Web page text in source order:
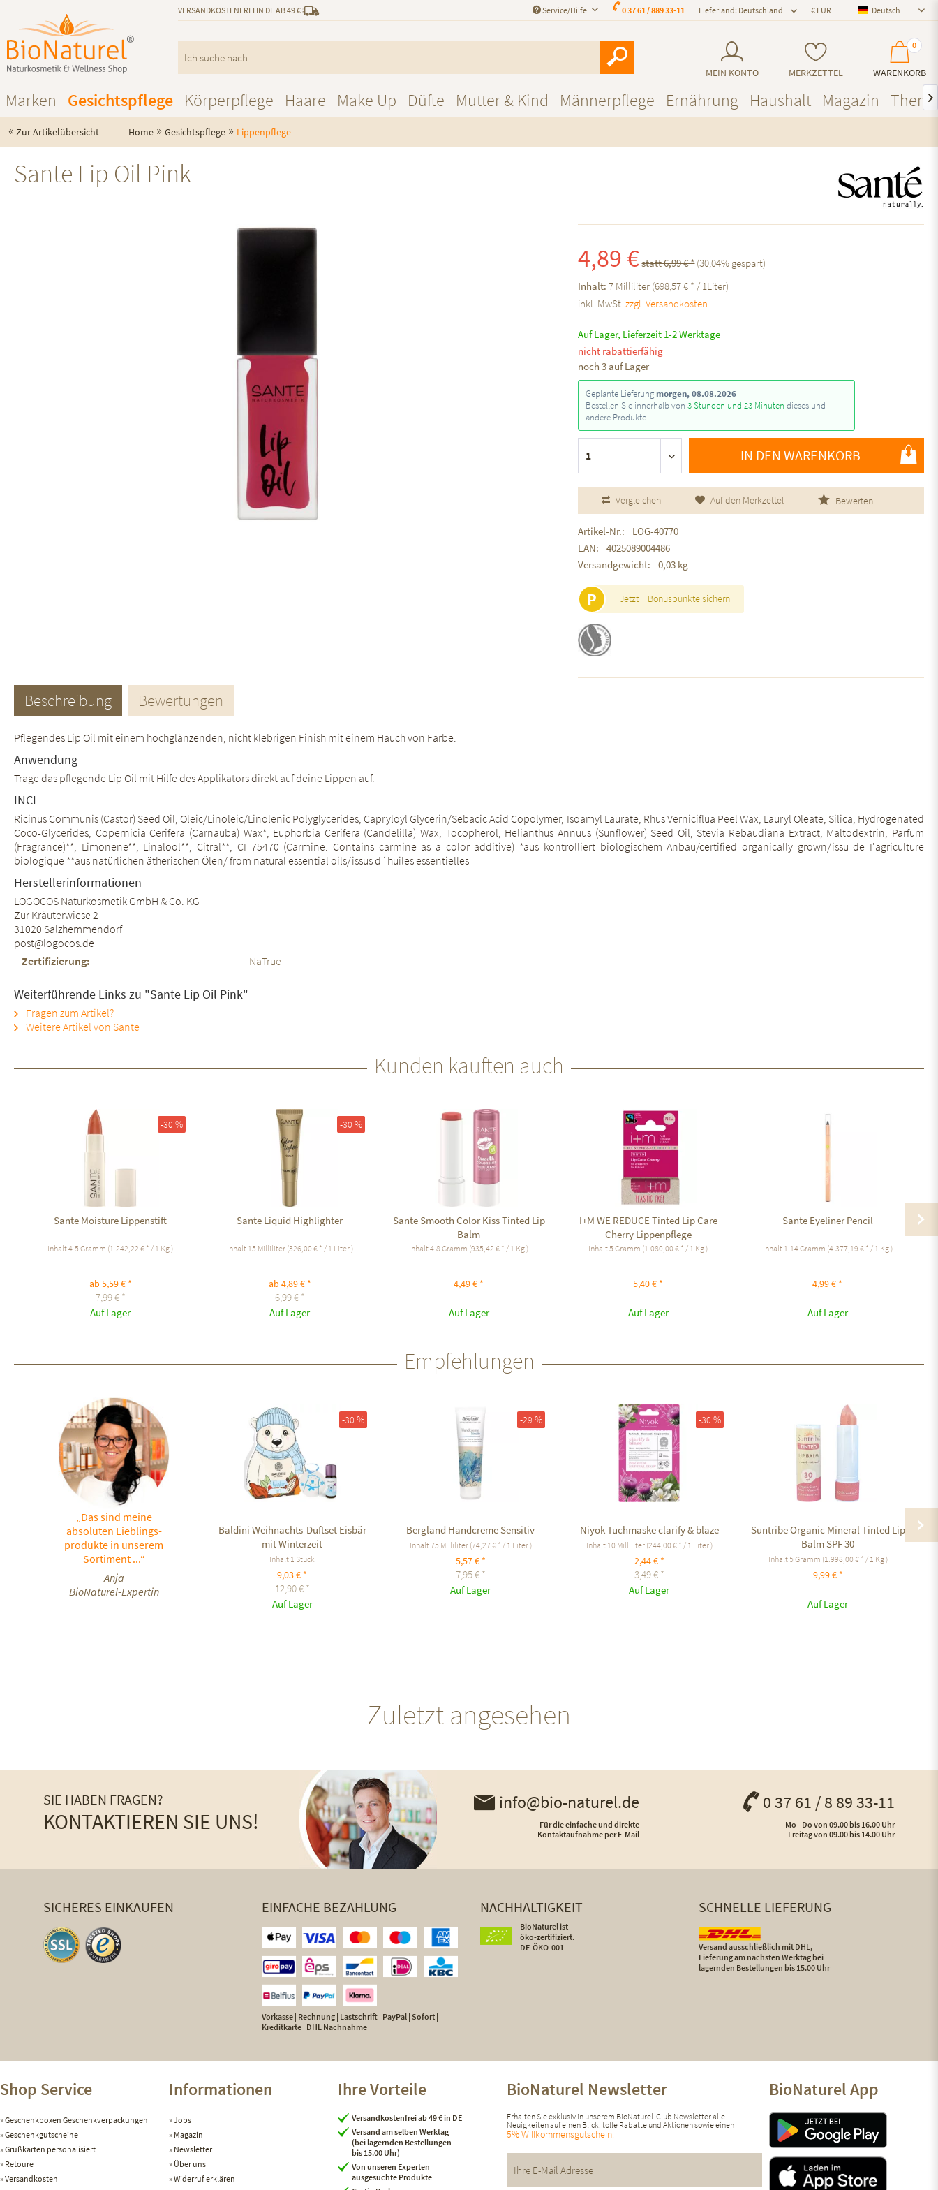
VERSANDKOSTENFREI IN DE AB 49 € Deutsch
Deutsch
Lieferland: Deutschland
0 37 61 / 889 33-11
Service/Hilfe
MEIN KONTO MERKZETTEL
0
WARENKORB
Marken Gesichtspflege Körperpflege Haare Make Up Düfte Mutter & Kind Männerpflege Ernährung Haushalt Magazin 
« Zur Artikelübersicht Home » Gesichtspflege » Lippenpflege
Sante Lip Oil Pink
4,89 €statt 6,99 € *(30,04% gespart)
Inhalt:7 Milliliter (698,57 € * / 1Liter)
inkl. MwSt.zzgl. Versandkosten
Auf Lager, Lieferzeit 1-2 Werktage
nicht rabattierfähig
noch 3 auf Lager
Geplante Lieferungmorgen, 08.08.2026
Bestellen Sie innerhalb von3 Stunden und 23 Minuten dieses und
andere Produkte.
IN DEN WARENKORB
Vergleichen Auf den Merkzettel Bewerten
Artikel-Nr.:
LOG-40770
EAN:
4025089004486
Versandgewicht:
0,03 kg
P Jetzt Bonuspunkte sichern
Beschreibung Bewertungen
Pflegendes Lip Oil mit einem hochglänzenden, nicht klebrigen Finish mit einem Hauch von Farbe.
Anwendung
Trage das pflegende Lip Oil mit Hilfe des Applikators direkt auf deine Lippen auf.
INCI
Ricinus Communis (Castor) Seed Oil, Oleic/Linoleic/Linolenic Polyglycerides, Capryloyl Glycerin/Sebacic Acid Copolymer, Isoamyl Laurate, Rhus Verniciflua Peel Wax, Lauryl Oleate, Silica, Hydrogenated
Coco-Glycerides, Copernicia Cerifera (Carnauba) Wax*, Euphorbia Cerifera (Candelilla) Wax, Tocopherol, Helianthus Annuus (Sunflower) Seed Oil, Stevia Rebaudiana Extract, Maltodextrin, Parfum
(Fragrance)**, Limonene**, Linalool**, Citral**, CI 75470 (Carmine: Contains carmine as a color additive) *aus kontrolliert biologischem Anbau/certified organically grown/issu de I'agriculture
biologique **aus natürlichen ätherischen Ölen/ from natural essential oils/issus d´huiles essentielles
Herstellerinformationen
LOGOCOS Naturkosmetik GmbH & Co. KG
Zur Kräuterwiese 2
31020 Salzhemmendorf
post@logocos.de
Zertifizierung:
NaTrue
Weiterführende Links zu "Sante Lip Oil Pink"
Fragen zum Artikel?
Weitere Artikel von Sante
Kunden kauften auch
-30 %
Sante Moisture Lippenstift
Inhalt4.5 Gramm (1.242,22 € * / 1 Kg )
ab 5,59 € *
7,99 € *
Auf Lager
-30 %
Sante Liquid Highlighter
Inhalt 15 Milliliter (326,00 € * / 1 Liter )
ab 4,89 € *
6,99 € *
Auf Lager
Sante Smooth Color Kiss Tinted Lip
Balm
Inhalt4.8 Gramm (935,42 € * / 1 Kg )
4,49 € *
Auf Lager
I+M WE REDUCE Tinted Lip Care
Cherry Lippenpflege
Inhalt5 Gramm (1.080,00 € * / 1 Kg )
5,40 € *
Auf Lager
Sante Eyeliner Pencil
Inhalt 1.14 Gramm (4.377,19 € * / 1 Kg )
4,99 € *
Auf Lager
Empfehlungen
„Das sind meine
absoluten Lieblings-
produkte in unserem
Sortiment ...“
Anja
BioNaturel-Expertin
-30 %
Baldini Weihnachts-Duftset Eisbär
mit Winterzeit
Inhalt 1 Stück
9,03 € *
12,90 € *
Auf Lager
-29 %
Bergland Handcreme Sensitiv
Inhalt75 Milliliter (74,27 € * / 1 Liter )
5,57 € *
7,95 € *
Auf Lager
-30 %
Niyok Tuchmaske clarify & blaze
Inhalt 10 Milliliter (244,00 € * / 1 Liter )
2,44 € *
3,49 € *
Auf Lager
Suntribe Organic Mineral Tinted Lip
Balm SPF 30
Inhalt5 Gramm (1.998,00 € * / 1 Kg )
9,99 € *
Auf Lager
Zuletzt angesehen
SIE HABEN FRAGEN?
KONTAKTIEREN SIE UNS!
info@bio-naturel.de
Für die einfache und direkte
Kontaktaufnahme per E-Mail
0 37 61 / 8 89 33-11
Mo - Do von 09.00 bis 16.00 Uhr
Freitag von 09.00 bis 14.00 Uhr
SICHERES EINKAUFEN EINFACHE BEZAHLUNG
Vorkasse | Rechnung | Lastschrift | PayPal | Sofort |
Kreditkarte | DHL Nachnahme
NACHHALTIGKEIT
BioNaturel ist
öko-zertifiziert.
DE-ÖKO-001
SCHNELLE LIEFERUNG
Versand ausschließlich mit DHL,
Lieferung am nächsten Werktag bei
lagernden Bestellungen bis 15.00 Uhr
Shop Service
Geschenkboxen Geschenkverpackungen
Geschenkgutscheine
Grußkarten personalisiert
Retoure
Versandkosten
Informationen
Jobs
Magazin
Newsletter
Über uns
Widerruf erklären
Ihre Vorteile
Versandkostenfrei ab 49 € in DE
Versand am selben Werktag
(bei lagernden Bestellungen
bis 15.00 Uhr)
Von unseren Experten
ausgesuchte Produkte
BioNaturel Newsletter
Erhalten Sie exklusiv in unserem BioNaturel-Club Newsletter alle
Neuigkeiten auf einen Blick, tolle Rabatte und Aktionen sowie einen
5% Willkommensgutschein.
BioNaturel App